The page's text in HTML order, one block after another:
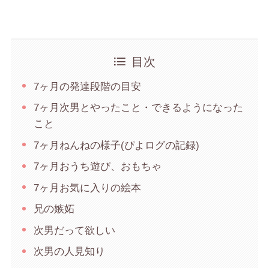
目次
7ヶ月の発達段階の目安
7ヶ月次男とやったこと・できるようになった
こと
7ヶ月ねんねの様子(ぴよログの記録)
7ヶ月おうち遊び、おもちゃ
7ヶ月お気に入りの絵本
兄の嫉妬
次男だって欲しい
次男の人見知り